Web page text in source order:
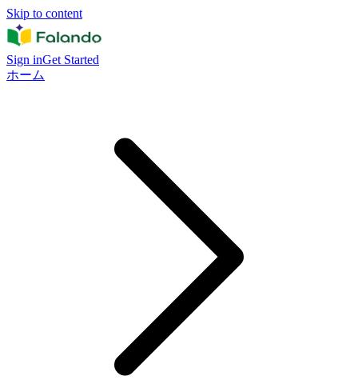
Skip to content
Sign inGet Started
ホーム